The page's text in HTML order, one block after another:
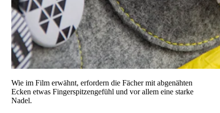
Wie im Film erwähnt, erfordern die Fächer mit abgenähten
Ecken etwas Fingerspitzengefühl und vor allem eine starke
Nadel.